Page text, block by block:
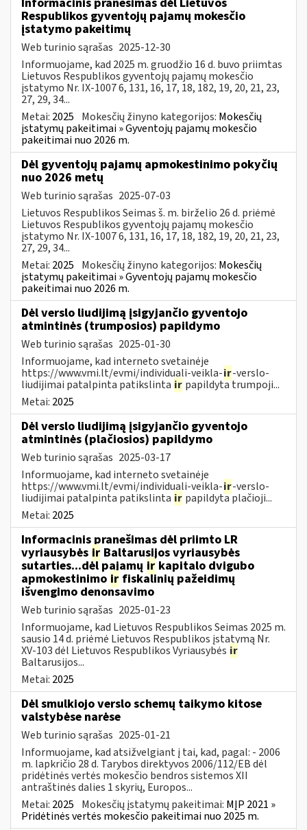
Respublikos gyventojų pajamų mokesčio
įstatymo pakeitimų
Web turinio sąrašas 2025-12-30
Informuojame, kad 2025 m. gruodžio 16 d. buvo priimtas
Lietuvos Respublikos gyventojų pajamų mokesčio
įstatymo Nr. IX-1007 6, 131, 16, 17, 18, 182, 19, 20, 21, 23,
27, 29, 34...
Metai: 2025 Mokesčių žinyno kategorijos: Mokesčių
įstatymų pakeitimai » Gyventojų pajamų mokesčio
pakeitimai nuo 2026 m.
Dėl gyventojų pajamų apmokestinimo pokyčių
nuo 2026 metų
Web turinio sąrašas 2025-07-03
Lietuvos Respublikos Seimas š. m. birželio 26 d. priėmė
Lietuvos Respublikos gyventojų pajamų mokesčio
įstatymo Nr. IX-1007 6, 131, 16, 17, 18, 182, 19, 20, 21, 23,
27, 29, 34...
Metai: 2025 Mokesčių žinyno kategorijos: Mokesčių
įstatymų pakeitimai » Gyventojų pajamų mokesčio
pakeitimai nuo 2026 m.
Dėl verslo liudijimą įsigyjančio gyventojo
atmintinės (trumposios) papildymo
Web turinio sąrašas 2025-01-30
Informuojame, kad interneto svetainėje
https://www.vmi.lt/evmi/individuali-veikla-ir-verslo-
liudijimai patalpinta patikslinta ir papildyta trumpoji...
Metai: 2025
Dėl verslo liudijimą įsigyjančio gyventojo
atmintinės (plačiosios) papildymo
Web turinio sąrašas 2025-03-17
Informuojame, kad interneto svetainėje
https://www.vmi.lt/evmi/individuali-veikla-ir-verslo-
liudijimai patalpinta patikslinta ir papildyta plačioji...
Metai: 2025
Informacinis pranešimas dėl priimto LR
vyriausybės ir Baltarusijos vyriausybės
sutarties...dėl pajamų ir kapitalo dvigubo
apmokestinimo ir fiskalinių pažeidimų
išvengimo denonsavimo
Web turinio sąrašas 2025-01-23
Informuojame, kad Lietuvos Respublikos Seimas 2025 m.
sausio 14 d. priėmė Lietuvos Respublikos įstatymą Nr.
XV-103 dėl Lietuvos Respublikos Vyriausybės ir
Baltarusijos...
Metai: 2025
Dėl smulkiojo verslo schemų taikymo kitose
valstybėse narėse
Web turinio sąrašas 2025-01-21
Informuojame, kad atsižvelgiant į tai, kad, pagal: - 2006
m. lapkričio 28 d. Tarybos direktyvos 2006/112/EB dėl
pridėtinės vertės mokesčio bendros sistemos XII
antraštinės dalies 1 skyrių, Europos...
Metai: 2025 Mokesčių įstatymų pakeitimai: MĮP 2021 »
Pridėtinės vertės mokesčio pakeitimai nuo 2025 m.